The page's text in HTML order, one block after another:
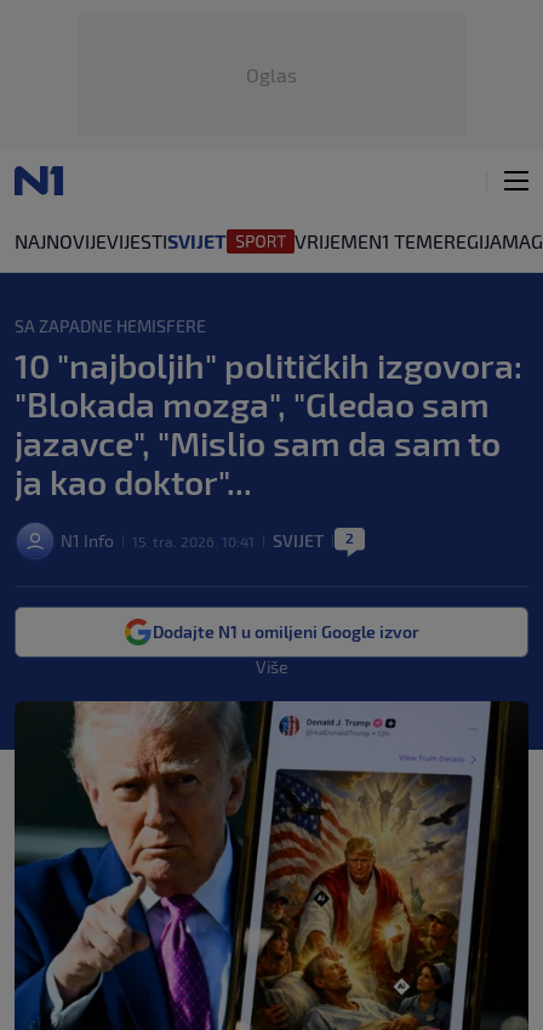
Oglas
NAJNOVIJEVIJESTISVIJET VRIJEMEN1 TEMEREGIJA
SA ZAPADNE HEMISFERE
10 "najboljih" političkih izgovora:
"Blokada mozga", "Gledao sam
jazavce", "Mislio sam da sam to
ja kao doktor"...
N1 Info 15. tra. 2026. 10:41 SVIJET 2
Dodajte N1 u omiljeni Google izvor
Više